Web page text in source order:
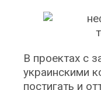
В проектах с
украинскими
постигать и